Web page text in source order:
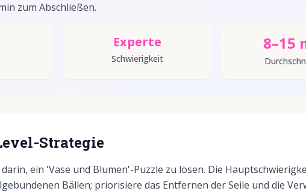
zum Abschließen.
Experte
Schwierigkeit
8–15
Strategie
ein 'Vase und Blumen'-Puzzle zu lösen. Die
Bällen; priorisiere das Entfernen der Seile und die